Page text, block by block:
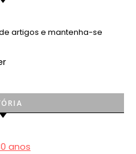
artigos e mantenha-se
anos